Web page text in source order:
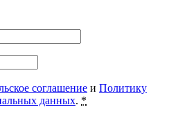
соглашение и Политику
данных. *